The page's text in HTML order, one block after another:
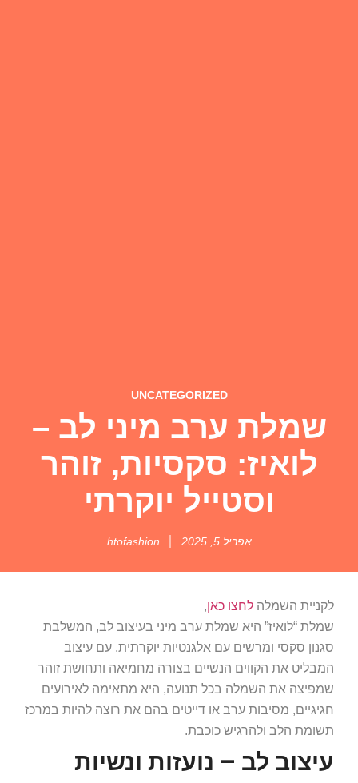
UNCATEGORIZED
שמלת ערב מיני לב –
לואיז: סקסיות, זוהר
וסטייל יוקרתי
אפריל 5, 2025 htofashion
לקניית השמלה לחצו כאן,
שמלת “לואיז” היא שמלת ערב מיני בעיצוב לב, המשלבת
סגנון סקסי ומרשים עם אלגנטיות יוקרתית. עם עיצוב
המבליט את הקווים הנשיים בצורה מחמיאה ותחושת זוהר
שמפיצה את השמלה בכל תנועה, היא מתאימה לאירועים
חגיגיים, מסיבות ערב או דייטים בהם את רוצה להיות במרכז
תשומת הלב ולהרגיש כוכבת.
עיצוב לב – נועזות ונשיות